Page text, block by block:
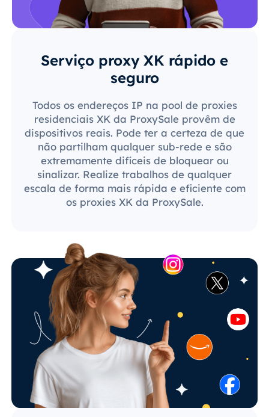
Serviço proxy XK rápido e
seguro
Todos os endereços IP na pool de proxies
residenciais XK da ProxySale provêm de
dispositivos reais. Pode ter a certeza de que
não partilham qualquer sub-rede e são
extremamente difíceis de bloquear ou
sinalizar. Realize trabalhos de qualquer
escala de forma mais rápida e eficiente com
os proxies XK da ProxySale.